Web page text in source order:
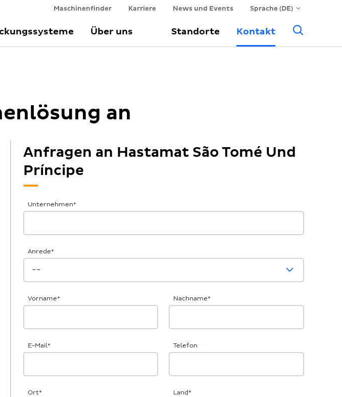
Maschinenfinder Karriere News und Events Sprache (DE)
Über uns Standorte Kontakt
an
Anfragen an Hastamat São Tomé Und
Príncipe
Allgemeine
Anfrage
Unternehmen*
Anrede*
Vorname* Nachname*
E-Mail* Telefon
Ort* Land*